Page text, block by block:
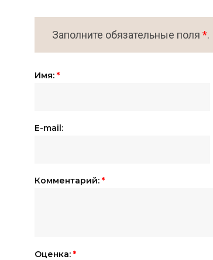
Заполните обязательные поля *.
Имя: *
E-mail:
Комментарий: *
Оценка: *